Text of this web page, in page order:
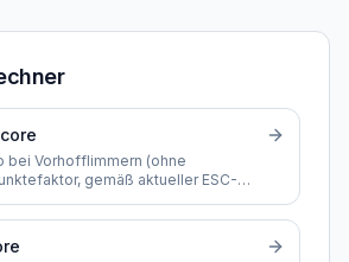
bei Vorhofflimmern (ohne
gemäß aktueller ESC-